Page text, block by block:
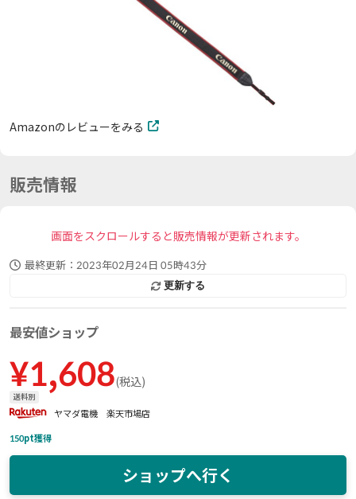
Amazonのレビューをみる
販売情報
画面をスクロールすると販売情報が更新されます。
最終更新： 2023年02月24日 05時43分
更新する
最安値ショップ
¥1,608(税込)
送料別
ヤマダ電機 楽天市場店
150pt獲得
ショップへ行く